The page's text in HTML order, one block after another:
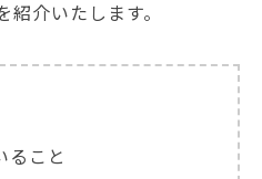
介いたします。
ること